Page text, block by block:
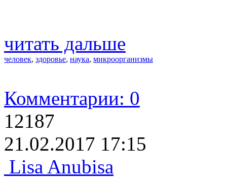
читать дальше
человек, здоровье, наука, микроорганизмы
Комментарии: 0
12187
21.02.2017 17:15
Lisa Anubisa